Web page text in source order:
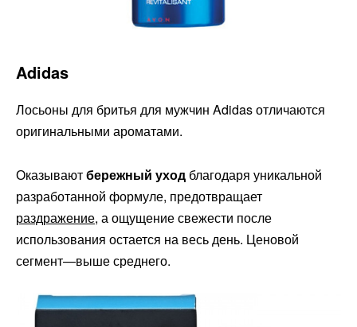
Adidas
Лосьоны для бритья для мужчин Adidas отличаются
оригинальными ароматами.
Оказываютбережный уход благодаря уникальной
разработанной формуле, предотвращает
раздражение, а ощущение свежести после
использования остается на весь день. Ценовой
сегмент—выше среднего.